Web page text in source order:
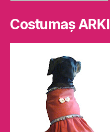
Costumaş ARKI